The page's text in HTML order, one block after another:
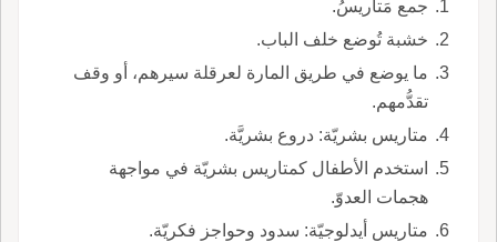
جمع مَتاريسُ.
خشبة تُوضع خلف الباب.
ما يوضع في طريق المارة لعرقلة سيرهم، أو وقف
تقدُّمهم.
متاريس بشريّة: دروع بشريَّة.
استخدم الأطفال كمتاريس بشريّة في مواجهة
هجمات العدوّ.
متاريس أيدلوجيّة: سدود وحواجز فكريّة.